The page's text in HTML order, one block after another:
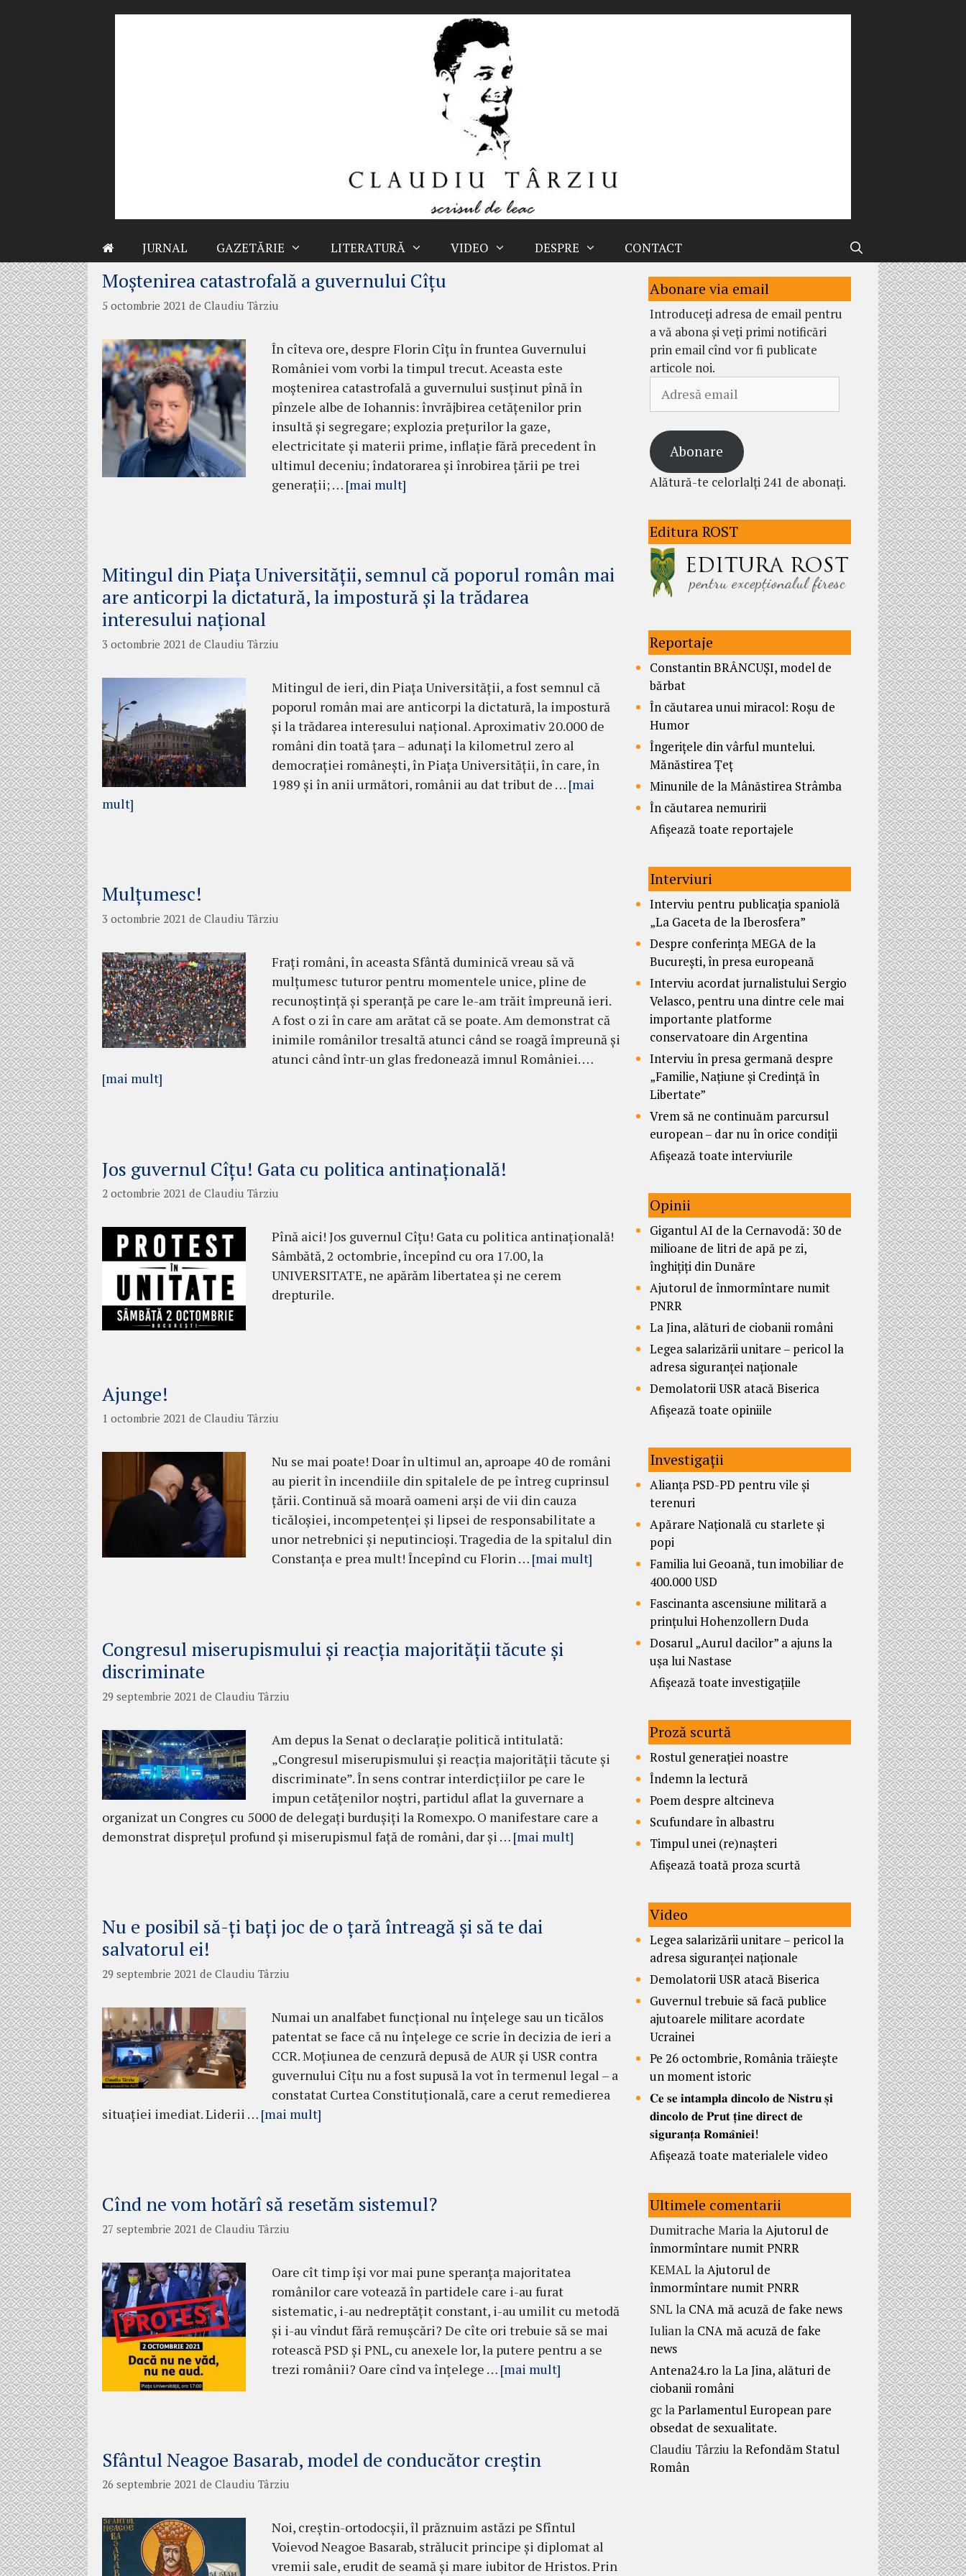
JURNAL GAZETĂRIE LITERATURĂ VIDEO DESPRE CONTACT
Moștenirea catastrofală a guvernului Cîțu
5 octombrie 2021 de Claudiu Târziu
În cîteva ore, despre Florin Cîțu în fruntea Guvernului
României vom vorbi la timpul trecut. Aceasta este
moștenirea catastrofală a guvernului susținut pînă în
pînzele albe de Iohannis: învrăjbirea cetățenilor prin
insultă și segregare; explozia prețurilor la gaze,
electricitate și materii prime, inflație fără precedent în
ultimul deceniu; îndatorarea și înrobirea țării pe trei
generații; … [mai mult]
Mitingul din Piața Universității, semnul că poporul român mai
are anticorpi la dictatură, la impostură și la trădarea
interesului național
3 octombrie 2021 de Claudiu Târziu
Mitingul de ieri, din Piața Universității, a fost semnul că
poporul român mai are anticorpi la dictatură, la impostură
și la trădarea interesului național. Aproximativ 20.000 de
români din toată țara – adunați la kilometrul zero al
democrației românești, în Piața Universității, în care, în
1989 și în anii următori, românii au dat tribut de … [mai
mult]
Mulțumesc!
3 octombrie 2021 de Claudiu Târziu
Frați români, în aceasta Sfântă duminică vreau să vă
mulțumesc tuturor pentru momentele unice, pline de
recunoștință și speranță pe care le-am trăit împreună ieri.
A fost o zi în care am arătat că se poate. Am demonstrat că
inimile românilor tresaltă atunci când se roagă împreună și
atunci când într-un glas fredonează imnul României. …
[mai mult]
Jos guvernul Cîțu! Gata cu politica antinațională!
2 octombrie 2021 de Claudiu Târziu
Pînă aici! Jos guvernul Cîțu! Gata cu politica antinațională!
Sâmbătă, 2 octombrie, începînd cu ora 17.00, la
UNIVERSITATE, ne apărăm libertatea și ne cerem
drepturile.
Ajunge!
1 octombrie 2021 de Claudiu Târziu
Nu se mai poate! Doar în ultimul an, aproape 40 de români
au pierit în incendiile din spitalele de pe întreg cuprinsul
țării. Continuă să moară oameni arși de vii din cauza
ticăloșiei, incompetenței și lipsei de responsabilitate a
unor netrebnici și neputincioși. Tragedia de la spitalul din
Constanța e prea mult! Începînd cu Florin … [mai mult]
Congresul miserupismului și reacția majorității tăcute și
discriminate
29 septembrie 2021 de Claudiu Târziu
Am depus la Senat o declarație politică intitulată:
„Congresul miserupismului și reacția majorității tăcute și
discriminate”. În sens contrar interdicțiilor pe care le
impun cetățenilor noștri, partidul aflat la guvernare a
organizat un Congres cu 5000 de delegați burdușiți la Romexpo. O manifestare care a
demonstrat disprețul profund și miserupismul față de români, dar și … [mai mult]
Nu e posibil să-ți bați joc de o țară întreagă și să te dai
salvatorul ei!
29 septembrie 2021 de Claudiu Târziu
Numai un analfabet funcțional nu înțelege sau un ticălos
patentat se face că nu înțelege ce scrie în decizia de ieri a
CCR. Moțiunea de cenzură depusă de AUR și USR contra
guvernului Cîțu nu a fost supusă la vot în termenul legal – a
constatat Curtea Constituțională, care a cerut remedierea
situației imediat. Liderii … [mai mult]
Cînd ne vom hotărî să resetăm sistemul?
27 septembrie 2021 de Claudiu Târziu
Oare cît timp își vor mai pune speranța majoritatea
românilor care votează în partidele care i-au furat
sistematic, i-au nedreptățit constant, i-au umilit cu metodă
și i-au vîndut fără remușcări? De cîte ori trebuie să se mai
rotească PSD și PNL, cu anexele lor, la putere pentru a se
trezi românii? Oare cînd va înțelege … [mai mult]
Sfântul Neagoe Basarab, model de conducător creștin
26 septembrie 2021 de Claudiu Târziu
Noi, creștin-ortodocșii, îl prăznuim astăzi pe Sfîntul
Voievod Neagoe Basarab, strălucit principe și diplomat al
vremii sale, erudit de seamă și mare iubitor de Hristos. Prin
Abonare via email
Introduceți adresa de email pentru
a vă abona și veți primi notificări
prin email cînd vor fi publicate
articole noi.
email
Abonare
Alătură-te celorlalți 241 de abonați.
Editura ROST
Reportaje
Constantin BRÂNCUȘI, model de
bărbat
În căutarea unui miracol: Roșu de
Humor
Îngerițele din vârful muntelui.
Mănăstirea Țeț
Minunile de la Mânăstirea Strâmba
În căutarea nemuririi
Afișează toate reportajele
Interviuri
Interviu pentru publicația spaniolă
„La Gaceta de la Iberosfera”
Despre conferința MEGA de la
București, în presa europeană
Interviu acordat jurnalistului Sergio
Velasco, pentru una dintre cele mai
importante platforme
conservatoare din Argentina
Interviu în presa germană despre
„Familie, Națiune și Credință în
Libertate”
Vrem să ne continuăm parcursul
european – dar nu în orice condiții
Afișează toate interviurile
Opinii
Gigantul AI de la Cernavodă: 30 de
milioane de litri de apă pe zi,
înghițiți din Dunăre
Ajutorul de înmormîntare numit
PNRR
La Jina, alături de ciobanii români
Legea salarizării unitare – pericol la
adresa siguranței naționale
Demolatorii USR atacă Biserica
Afișează toate opiniile
Investigații
Alianța PSD-PD pentru vile și
terenuri
Apărare Națională cu starlete și
popi
Familia lui Geoană, tun imobiliar de
400.000 USD
Fascinanta ascensiune militară a
prințului Hohenzollern Duda
Dosarul „Aurul dacilor” a ajuns la
ușa lui Nastase
Afișează toate investigațiile
Proză scurtă
Rostul generației noastre
Îndemn la lectură
Poem despre altcineva
Scufundare în albastru
Timpul unei (re)nașteri
Afișează toată proza scurtă
Video
Legea salarizării unitare – pericol la
adresa siguranței naționale
Demolatorii USR atacă Biserica
Guvernul trebuie să facă publice
ajutoarele militare acordate
Ucrainei
Pe 26 octombrie, România trăiește
un moment istoric
𝐂𝐞 𝐬𝐞 𝐢𝐧𝐭𝐚𝐦𝐩𝐥𝐚 𝐝𝐢𝐧𝐜𝐨𝐥𝐨 𝐝𝐞 𝐍𝐢𝐬𝐭𝐫𝐮 𝐬̦𝐢
𝐝𝐢𝐧𝐜𝐨𝐥𝐨 𝐝𝐞 𝐏𝐫𝐮𝐭 𝐭̦𝐢𝐧𝐞 𝐝𝐢𝐫𝐞𝐜𝐭 𝐝𝐞
𝐬𝐢𝐠𝐮𝐫𝐚𝐧𝐭̦𝐚 𝐑𝐨𝐦𝐚̂𝐧𝐢𝐞𝐢!
Afișează toate materialele video
Ultimele comentarii
Dumitrache MarialaAjutorul de
înmormîntare numit PNRR
KEMAL laAjutorul de
înmormîntare numit PNRR
SNL la CNA mă acuză de fake news
Iulianla CNA mă acuză de fake
news
Antena24.ro laLa Jina, alături de
ciobanii români
gclaParlamentul European pare
obsedat de sexualitate.
Claudiu Târziu laRefondăm Statul
Român